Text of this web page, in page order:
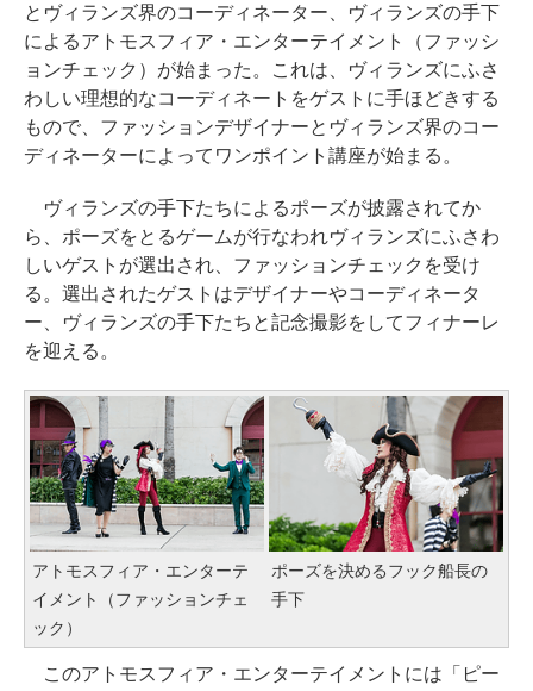
とヴィランズ界のコーディネーター、ヴィランズの手下
によるアトモスフィア・エンターテイメント（ファッシ
ョンチェック）が始まった。これは、ヴィランズにふさ
わしい理想的なコーディネートをゲストに手ほどきする
もので、ファッションデザイナーとヴィランズ界のコー
ディネーターによってワンポイント講座が始まる。
ヴィランズの手下たちによるポーズが披露されてか
ら、ポーズをとるゲームが行なわれヴィランズにふさわ
しいゲストが選出され、ファッションチェックを受け
る。選出されたゲストはデザイナーやコーディネータ
ー、ヴィランズの手下たちと記念撮影をしてフィナーレ
を迎える。
アトモスフィア・エンターテ
イメント（ファッションチェ
ック）
ポーズを決めるフック船長の
手下
このアトモスフィア・エンターテイメントには「ピー